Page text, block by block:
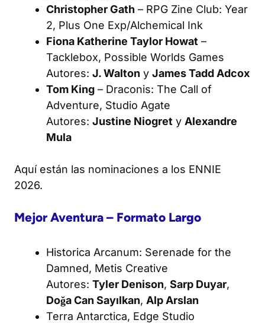
Christopher Gath – RPG Zine Club: Year
2, Plus One Exp/Alchemical Ink
Fiona Katherine Taylor Howat –
Tacklebox, Possible Worlds Games
Autores: J. Walton y James Tadd Adcox
Tom King – Draconis: The Call of
Adventure, Studio Agate
Autores: Justine Niogret y Alexandre
Mula
Aquí están las nominaciones a los ENNIE
2026.
Mejor Aventura – Formato Largo
Historica Arcanum: Serenade for the
Damned, Metis Creative
Autores: Tyler Denison, Sarp Duyar,
Doğa Can Sayılkan, Alp Arslan
Terra Antarctica, Edge Studio